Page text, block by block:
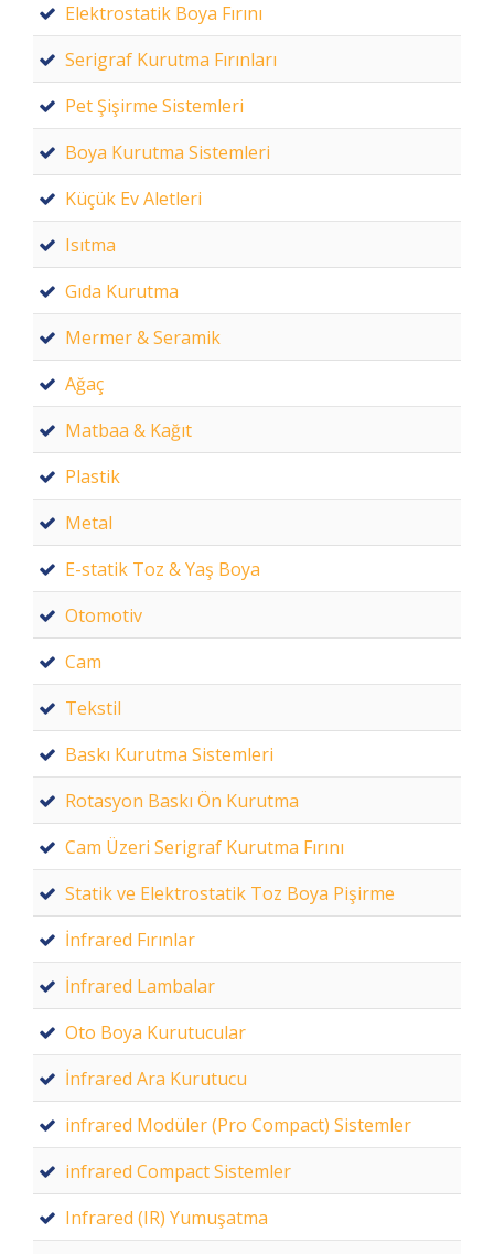
Elektrostatik Boya Fırını
Serigraf Kurutma Fırınları
Pet Şişirme Sistemleri
Boya Kurutma Sistemleri
Küçük Ev Aletleri
Isıtma
Gıda Kurutma
Mermer & Seramik
Ağaç
Matbaa & Kağıt
Plastik
Metal
E-statik Toz & Yaş Boya
Otomotiv
Cam
Tekstil
Baskı Kurutma Sistemleri
Rotasyon Baskı Ön Kurutma
Cam Üzeri Serigraf Kurutma Fırını
Statik ve Elektrostatik Toz Boya Pişirme
İnfrared Fırınlar
İnfrared Lambalar
Oto Boya Kurutucular
İnfrared Ara Kurutucu
infrared Modüler (Pro Compact) Sistemler
infrared Compact Sistemler
Infrared (IR) Yumuşatma